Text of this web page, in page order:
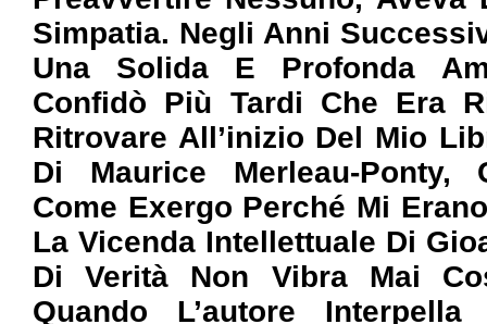
Simpatia. Negli Anni
Una Solida E Profonda
Confidò Più Tardi Che Era
Ritrovare All’inizio Del Mio
Di Maurice Merleau-Ponty,
Come Exergo Perché Mi
La Vicenda Intellettuale Di
Di Verità Non Vibra Mai
Quando L’autore